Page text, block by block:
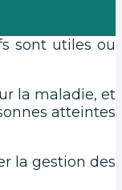
sont utiles ou
la maladie, et
atteintes
la gestion des